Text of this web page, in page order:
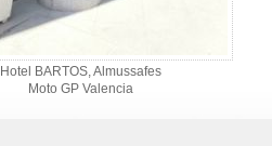
Hotel BARTOS, Almussafes
Moto GP Valencia